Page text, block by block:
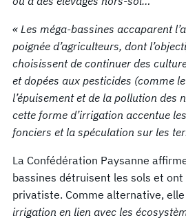
« Les méga-bassines accaparent
poignée d’agriculteurs, dont
choisissent de continuer des
et dopées aux pesticides (comme
l’épuisement et de la pollution des
cette forme d’irrigation accentue
fonciers et la spéculation sur les
La Confédération Paysanne
bassines détruisent les sols et
privatiste. Comme alternative,
irrigation en lien avec les